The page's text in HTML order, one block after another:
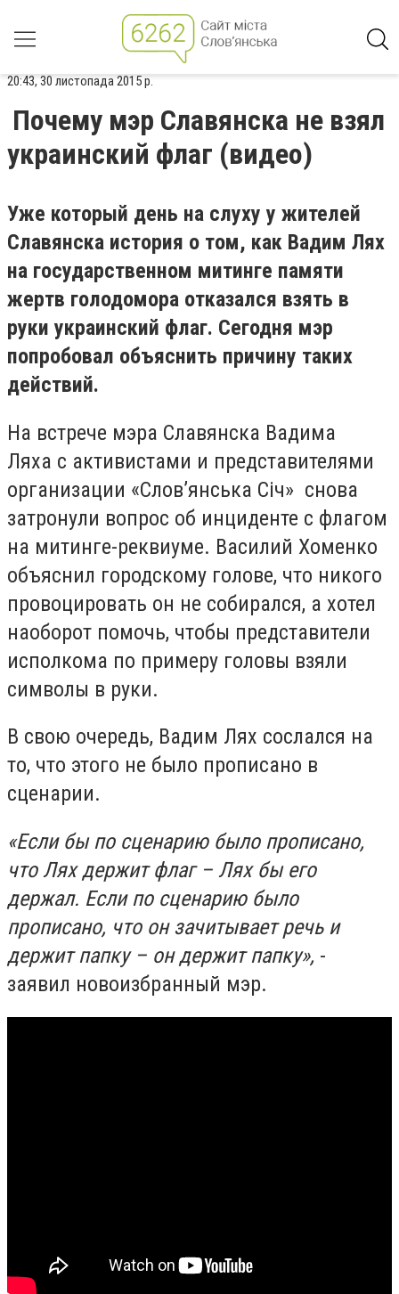
20:43, 30 листопада 2015 р.
Почему мэр Славянска не взял
украинский флаг (видео)
Уже который день на слуху у жителей
Славянска история о том, как Вадим Лях
на государственном митинге памяти
жертв голодомора отказался взять в
руки украинский флаг. Сегодня мэр
попробовал объяснить причину таких
действий.
На встрече мэра Славянска Вадима
Ляха с активистами и представителями
организации «Слов’янська Січ» снова
затронули вопрос об инциденте с флагом
на митинге-реквиуме. Василий Хоменко
объяснил городскому голове, что никого
провоцировать он не собирался, а хотел
наоборот помочь, чтобы представители
исполкома по примеру головы взяли
символы в руки.
В свою очередь, Вадим Лях сослался на
то, что этого не было прописано в
сценарии.
«Если бы по сценарию было прописано,
что Лях держит флаг – Лях бы его
держал. Если по сценарию было
прописано, что он зачитывает речь и
держит папку – он держит папку», -
заявил новоизбранный мэр.